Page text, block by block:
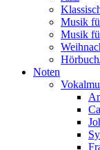
Musik
Musik
Noten